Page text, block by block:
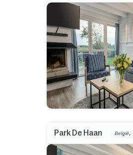
Park De Haan België,